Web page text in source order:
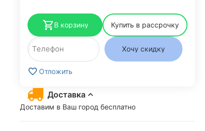
В корзину Купить в рассрочку
Хочу скидку
Отложить
Доставка
Доставим в Ваш город бесплатно